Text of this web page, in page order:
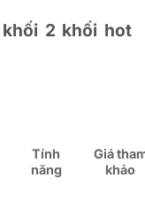
2 khối hot
Tính
năng
Giá
khảo